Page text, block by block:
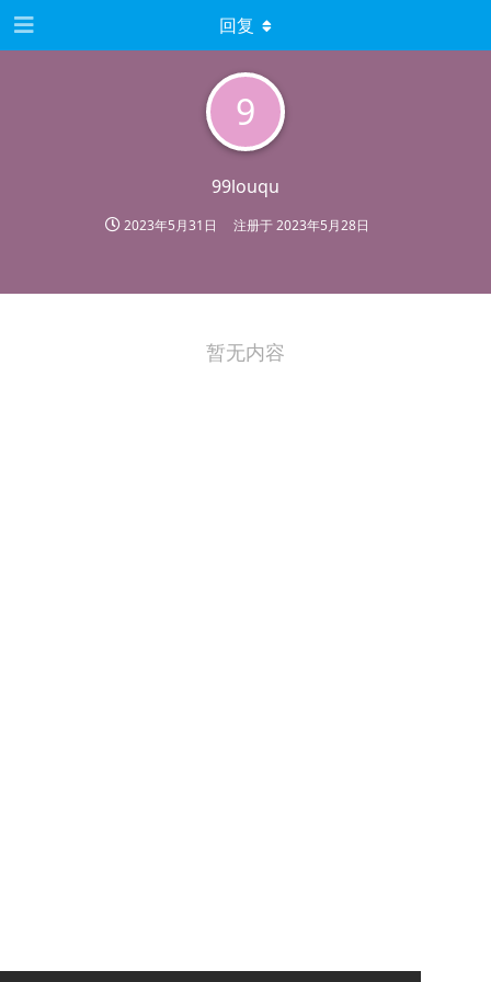
9
99louqu
2023年5月31日 注册于2023年5月28日
回复
暂无内容